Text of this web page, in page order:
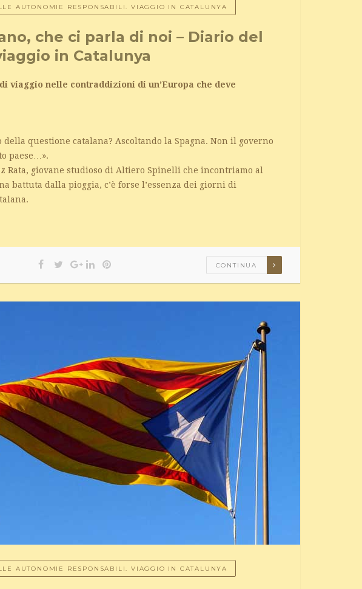
AUTONOMIE RESPONSABILI. VIAGGIO IN CATALUNYA
che ci parla di noi – Diario del
in Catalunya
viaggio nelle contraddizioni di un’Europa che deve
della questione catalana? Ascoltando la Spagna. Non il governo
paese…».
Rata, giovane studioso di Altiero Spinelli che incontriamo al
battuta dalla pioggia, c’è forse l’essenza dei giorni di
CONTINUA
AUTONOMIE RESPONSABILI. VIAGGIO IN CATALUNYA